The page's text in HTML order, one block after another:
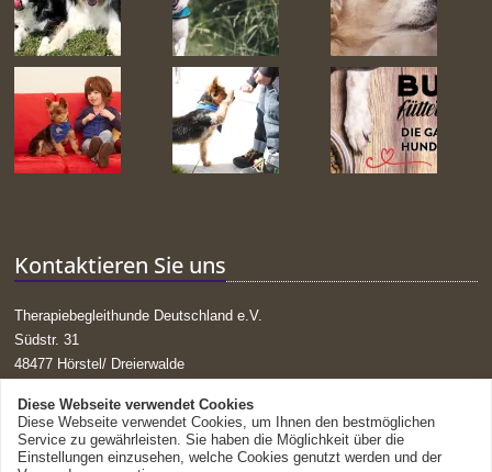
Kontaktieren Sie uns
Therapiebegleithunde Deutschland e.V.
Südstr. 31
48477 Hörstel/ Dreierwalde
Mail:g.huck@tbdev.de
Diese Webseite verwendet Cookies
Diese Webseite verwendet Cookies, um Ihnen den bestmöglichen
Service zu gewährleisten. Sie haben die Möglichkeit über die
Einstellungen einzusehen, welche Cookies genutzt werden und der